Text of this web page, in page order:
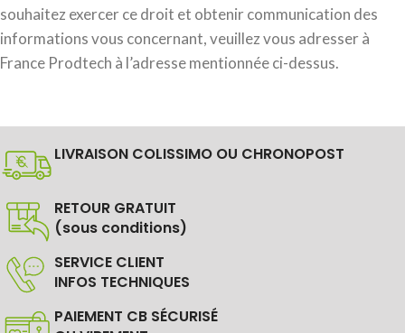
souhaitez exercer ce droit et obtenir communication des
informations vous concernant, veuillez vous adresser à
France Prodtech à l’adresse mentionnée ci-dessus.
LIVRAISON COLISSIMO OU CHRONOPOST
RETOUR GRATUIT
(sous conditions)
SERVICE CLIENT
INFOS TECHNIQUES
PAIEMENT CB SÉCURISÉ